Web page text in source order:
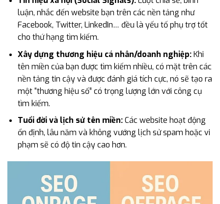
luận, nhắc đến website bạn trên các nền tảng như
Facebook, Twitter, LinkedIn… đều là yếu tố phụ trợ tốt
cho thứ hạng tìm kiếm.
Xây dựng thương hiệu cá nhân/doanh nghiệp:Khi
tên miền của bạn được tìm kiếm nhiều, có mặt trên các
nền tảng tin cậy và được đánh giá tích cực, nó sẽ tạo ra
một “thương hiệu số” có trọng lượng lớn với công cụ
tìm kiếm.
Tuổi đời và lịch sử tên miền:Các website hoạt động
ổn định, lâu năm và không vướng lịch sử spam hoặc vi
phạm sẽ có độ tin cậy cao hơn.